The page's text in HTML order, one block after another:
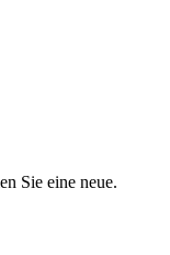
Sie eine neue.